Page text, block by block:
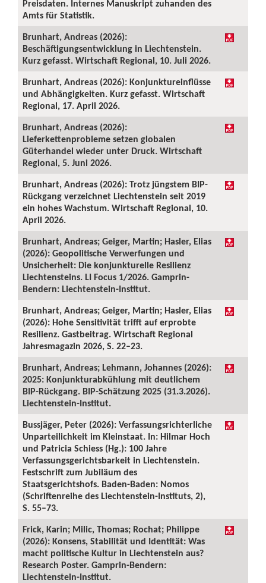
Preisdaten. Internes Manuskript zuhanden des
Amts für Statistik.
Brunhart, Andreas (2026):
Beschäftigungsentwicklung in Liechtenstein.
Kurz gefasst. Wirtschaft Regional, 10. Juli 2026.
Brunhart, Andreas (2026): Konjunktureinflüsse
und Abhängigkeiten. Kurz gefasst. Wirtschaft
Regional, 17. April 2026.
Brunhart, Andreas (2026):
Lieferkettenprobleme setzen globalen
Güterhandel wieder unter Druck. Wirtschaft
Regional, 5. Juni 2026.
Brunhart, Andreas (2026): Trotz jüngstem BIP-
Rückgang verzeichnet Liechtenstein seit 2019
ein hohes Wachstum. Wirtschaft Regional, 10.
April 2026.
Brunhart, Andreas; Geiger, Martin; Hasler, Elias
(2026): Geopolitische Verwerfungen und
Unsicherheit: Die konjunkturelle Resilienz
Liechtensteins. LI Focus 1/2026. Gamprin-
Bendern: Liechtenstein-Institut.
Brunhart, Andreas; Geiger, Martin; Hasler, Elias
(2026): Hohe Sensitivität trifft auf erprobte
Resilienz. Gastbeitrag. Wirtschaft Regional
Jahresmagazin 2026, S. 22–23.
Brunhart, Andreas; Lehmann, Johannes (2026):
2025: Konjunkturabkühlung mit deutlichem
BIP-Rückgang. BIP-Schätzung 2025 (31.3.2026).
Liechtenstein-Institut.
Bussjäger, Peter (2026): Verfassungsrichterliche
Unparteilichkeit im Kleinstaat. In: Hilmar Hoch
und Patricia Schiess (Hg.): 100 Jahre
Verfassungsgerichtsbarkeit in Liechtenstein.
Festschrift zum Jubiläum des
Staatsgerichtshofs. Baden-Baden: Nomos
(Schriftenreihe des Liechtenstein-Instituts, 2),
S. 55–73.
Frick, Karin; Milic, Thomas; Rochat; Philippe
(2026): Konsens, Stabilität und Identität: Was
macht politische Kultur in Liechtenstein aus?
Research Poster. Gamprin-Bendern:
Liechtenstein-Institut.